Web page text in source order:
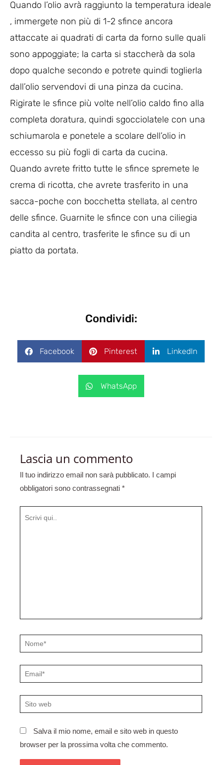
Quando l’olio avrà raggiunto la temperatura ideale
, immergete non più di 1-2 sfince ancora
attaccate ai quadrati di carta da forno sulle quali
sono appoggiate; la carta si staccherà da sola
dopo qualche secondo e potrete quindi toglierla
dall’olio servendovi di una pinza da cucina.
Rigirate le sfince più volte nell’olio caldo fino alla
completa doratura, quindi sgocciolatele con una
schiumarola e ponetele a scolare dell’olio in
eccesso su più fogli di carta da cucina.
Quando avrete fritto tutte le sfince spremete le
crema di ricotta, che avrete trasferito in una
sacca-poche con bocchetta stellata, al centro
delle sfince. Guarnite le sfince con una ciliegia
candita al centro, trasferite le sfince su di un
piatto da portata.
Condividi:
Facebook Pinterest LinkedIn
WhatsApp
Lascia un commento
Il tuo indirizzo email non sarà pubblicato.
I campi
obbligatori sono contrassegnati *
Nome*
Email*
Sito
web
Salva il mio nome, email e sito web in questo
browser per la prossima volta che commento.